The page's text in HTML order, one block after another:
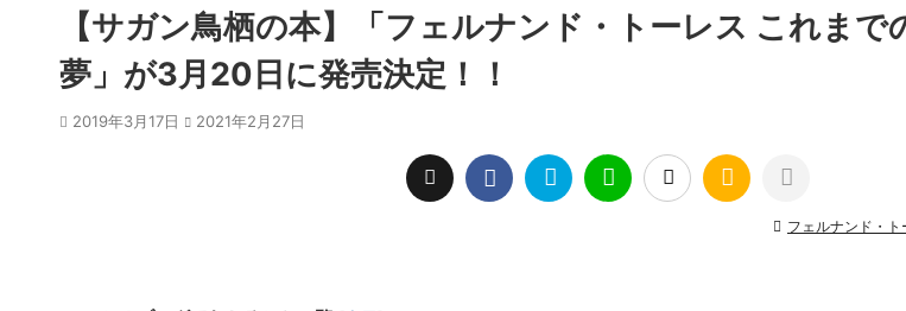
【サガン鳥栖の本】「フェルナンド・トーレス これま
夢」が3月20日に発売決定！！
2019年3月17日 2021年2月27日
フェルナンド・